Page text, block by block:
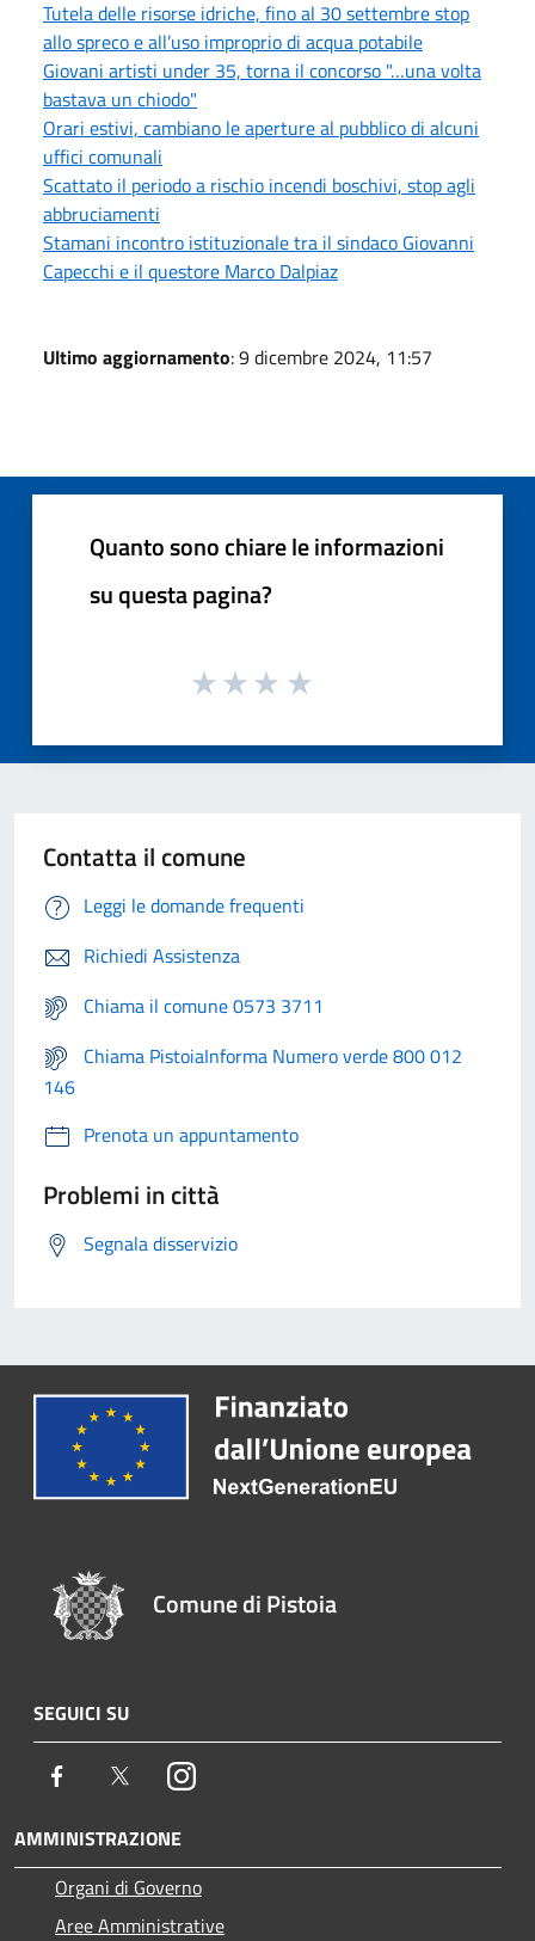
Tutela delle risorse idriche, fino al 30 settembre stop
allo spreco e all’uso improprio di acqua potabile
Giovani artisti under 35, torna il concorso "…una volta
bastava un chiodo"
Orari estivi, cambiano le aperture al pubblico di alcuni
uffici comunali
Scattato il periodo a rischio incendi boschivi, stop agli
abbruciamenti
Stamani incontro istituzionale tra il sindaco Giovanni
Capecchi e il questore Marco Dalpiaz
Ultimo aggiornamento: 9 dicembre 2024, 11:57
Quanto sono chiare le informazioni
su questa pagina?
Contatta il comune
Leggi le domande frequenti
Richiedi Assistenza
Chiama il comune 0573 3711
Chiama PistoiaInforma Numero verde 800 012
146
Prenota un appuntamento
Problemi in città
Segnala disservizio
Comune di Pistoia
SEGUICI SU
Facebook TwitterInstagram
AMMINISTRAZIONE
Organi di Governo
Aree Amministrative